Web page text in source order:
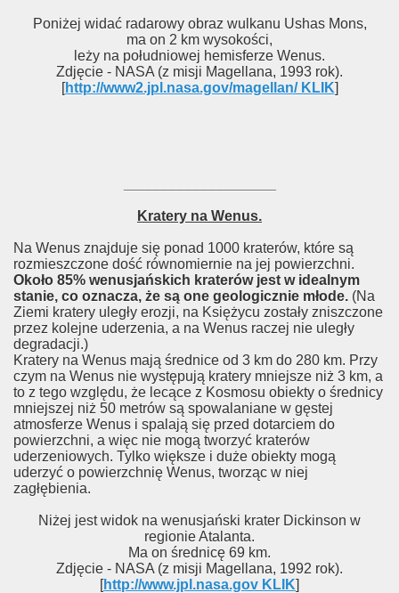
Poniżej widać radarowy obraz wulkanu Ushas Mons,
ma on 2 km wysokości,
leży na południowej hemisferze Wenus.
Zdjęcie - NASA (z misji Magellana, 1993 rok).
[http://www2.jpl.nasa.gov/magellan/ KLIK]
Kratery na Wenus.
Na Wenus znajduje się ponad 1000 kraterów, które są
rozmieszczone dość równomiernie na jej powierzchni.
Około 85% wenusjańskich kraterów jest w idealnym
stanie, co oznacza, że są one geologicznie młode. (Na
Ziemi kratery uległy erozji, na Księżycu zostały zniszczone
przez kolejne uderzenia, a na Wenus raczej nie uległy
degradacji.)
Kratery na Wenus mają średnice od 3 km do 280 km. Przy
czym na Wenus nie występują kratery mniejsze niż 3 km, a
to z tego względu, że lecące z Kosmosu obiekty o średnicy
mniejszej niż 50 metrów są spowalaniane w gęstej
atmosferze Wenus i spalają się przed dotarciem do
powierzchni, a więc nie mogą tworzyć kraterów
uderzeniowych. Tylko większe i duże obiekty mogą
uderzyć o powierzchnię Wenus, tworząc w niej
zagłębienia.
Niżej jest widok na wenusjański krater Dickinson w
regionie Atalanta.
Ma on średnicę 69 km.
Zdjęcie - NASA (z misji Magellana, 1992 rok).
[http://www.jpl.nasa.gov KLIK]